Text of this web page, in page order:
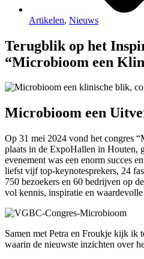
Artikelen, Nieuws
Terugblik op het
“Microbioom een
Microbioom een
Op 31 mei 2024 vond het congres
plaats in de ExpoHallen in Houten,
evenement was een enorm succes
liefst vijf top-keynotesprekers, 24
750 bezoekers en 60 bedrijven op
vol kennis, inspiratie en
Samen met Petra en Froukje kijk ik
waarin de nieuwste inzichten over